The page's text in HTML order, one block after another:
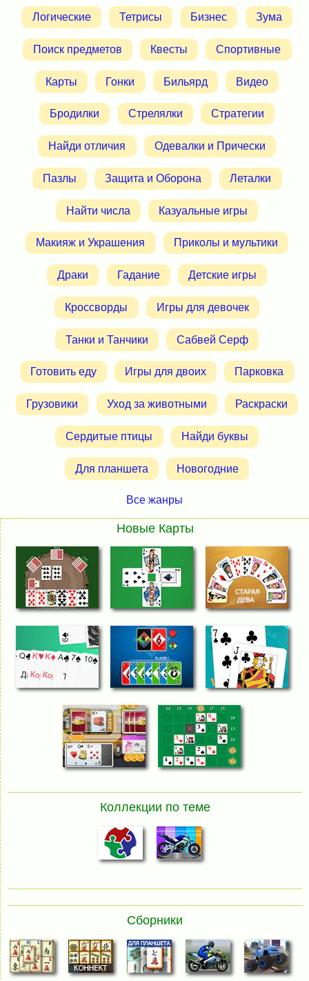
Логические Тетрисы Бизнес Зума
Поиск предметов Квесты Спортивные
Карты Гонки Бильярд Видео
Бродилки Стрелялки Стратегии
Найди отличия Одевалки и Прически
Пазлы Защита и Оборона Леталки
Найти числа Казуальные игры
Макияж и Украшения Приколы и мультики
Драки Гадание Детские игры
Кроссворды Игры для девочек
Танки и Танчики Сабвей Серф
Готовить еду Игры для двоих Парковка
Грузовики Уход за животными Раскраски
Сердитые птицы Найди буквы
Для планшета Новогодние
Все жанры
Новые Карты
Коллекции по теме
Сборники